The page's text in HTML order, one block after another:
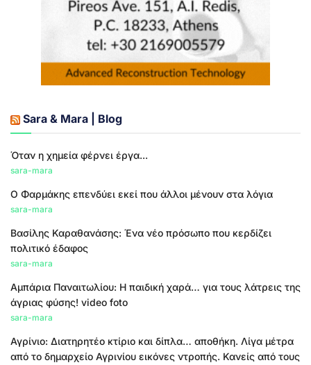
Sara & Mara | Blog
Όταν η χημεία φέρνει έργα...
sara-mara
Ο Φαρμάκης επενδύει εκεί που άλλοι μένουν στα λόγια
sara-mara
Βασίλης Καραθανάσης: Ένα νέο πρόσωπο που κερδίζει
πολιτικό έδαφος
sara-mara
Αμπάρια Παναιτωλίου: Η παιδική χαρά… για τους λάτρεις της
άγριας φύσης! video foto
sara-mara
Αγρίνιο: Διατηρητέο κτίριο και δίπλα… αποθήκη. Λίγα μέτρα
από το δημαρχείο Αγρινίου εικόνες ντροπής. Κανείς από τους